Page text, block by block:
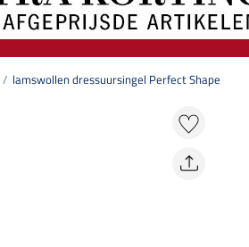
lamswollen dressuursingel Perfect Shape